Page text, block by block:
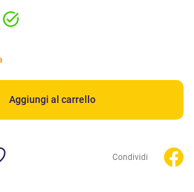
Aggiungi al carrello
Condividi